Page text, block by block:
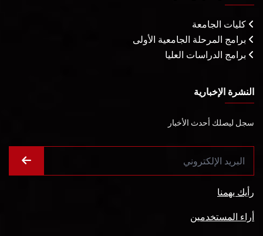
كليات الجامعة
برامج المرحلة الجامعية الأولى
برامج الدراسات العليا
النشرة الإخبارية
سجل ليصلك أحدث الأخبار
رأيك يهمنا
أراء المستخدمين